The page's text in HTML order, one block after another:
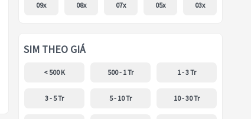
09x 08x 07x 05x 03x
SIM THEO GIÁ
< 500 K 500 - 1 Tr 1 - 3 Tr
3 - 5 Tr 5 - 10 Tr 10 - 30 Tr